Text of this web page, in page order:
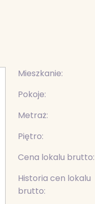
Mieszkanie:
Pokoje:
Metraż:
Piętro:
Cena lokalu brutto:
Historia cen lokalu
brutto: